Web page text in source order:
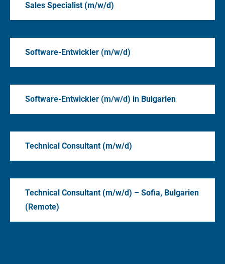
Sales Specialist (m/w/d)
Software-Entwickler (m/w/d)
Software-Entwickler (m/w/d) in Bulgarien
Technical Consultant (m/w/d)
Technical Consultant (m/w/d) – Sofia, Bulgarien
(Remote)